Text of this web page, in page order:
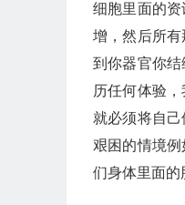
细胞里面的
增，然后所
到你器官你
历任何体验
就必须将自
艰困的情境
们身体里面的